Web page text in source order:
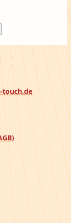
touch.de